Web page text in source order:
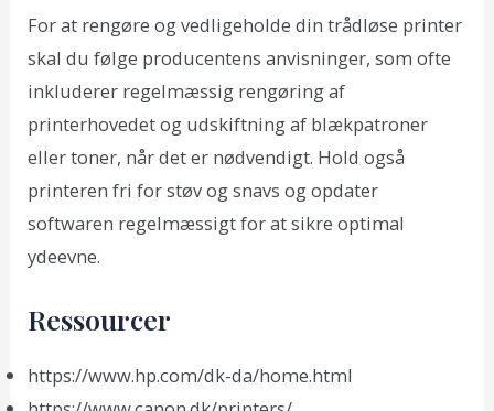
For at rengøre og vedligeholde din trådløse printer
skal du følge producentens anvisninger, som ofte
inkluderer regelmæssig rengøring af
printerhovedet og udskiftning af blækpatroner
eller toner, når det er nødvendigt. Hold også
printeren fri for støv og snavs og opdater
softwaren regelmæssigt for at sikre optimal
ydeevne.
Ressourcer
https://www.hp.com/dk-da/home.html